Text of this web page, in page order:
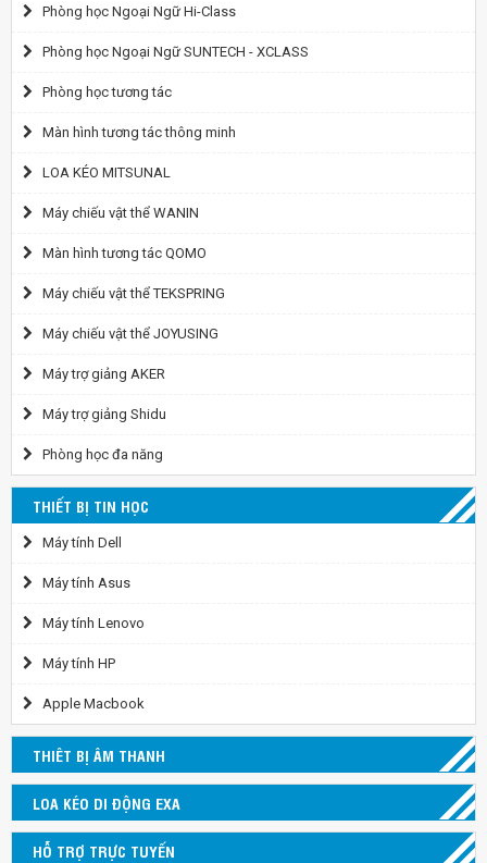
Phòng học Ngoại Ngữ Hi-Class
Phòng học Ngoại Ngữ SUNTECH - XCLASS
Phòng học tương tác
Màn hình tương tác thông minh
LOA KÉO MITSUNAL
Máy chiếu vật thể WANIN
Màn hình tương tác QOMO
Máy chiếu vật thể TEKSPRING
Máy chiếu vật thể JOYUSING
Máy trợ giảng AKER
Máy trợ giảng Shidu
Phòng học đa năng
THIẾT BỊ TIN HỌC
Máy tính Dell
Máy tính Asus
Máy tính Lenovo
Máy tính HP
Apple Macbook
THIÊT BỊ ÂM THANH
LOA KÉO DI ĐỘNG EXA
HỖ TRỢ TRỰC TUYẾN